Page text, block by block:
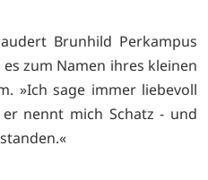
Brunhild Perkampus
zum Namen ihres kleinen
»Ich sage immer liebevoll
nennt mich Schatz - und